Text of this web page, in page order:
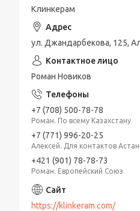
Клинкерам
ул. Джандарбекова, 125,
Роман Новиков
+7 (708) 500-78-78
Роман. По всему Казахстану
+7 (771) 996-20-25
Алексей. Для контактов
+421 (901) 78-78-73
Роман. Европейский Союз
https://klinkeram.com/